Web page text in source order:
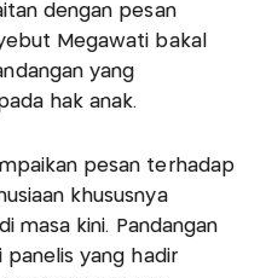
dengan pesan
Megawati bakal
yang
hak anak.
pesan terhadap
khususnya
masa kini. Pandangan
panelis yang hadir